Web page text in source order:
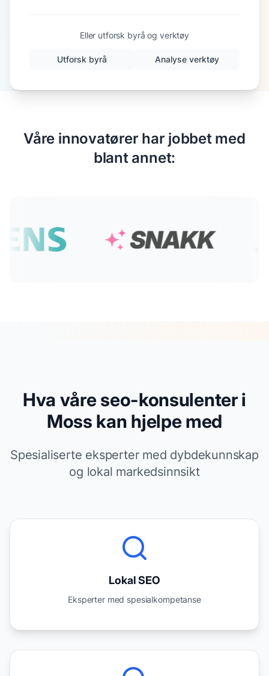
Eller utforsk byrå og verktøy
Utforsk byrå Analyse verktøy
Våre innovatører har jobbet med
blant annet:
Hva våre seo-konsulenter i
Moss kan hjelpe med
Spesialiserte eksperter med dybdekunnskap
og lokal markedsinnsikt
Lokal SEO
Eksperter med spesialkompetanse